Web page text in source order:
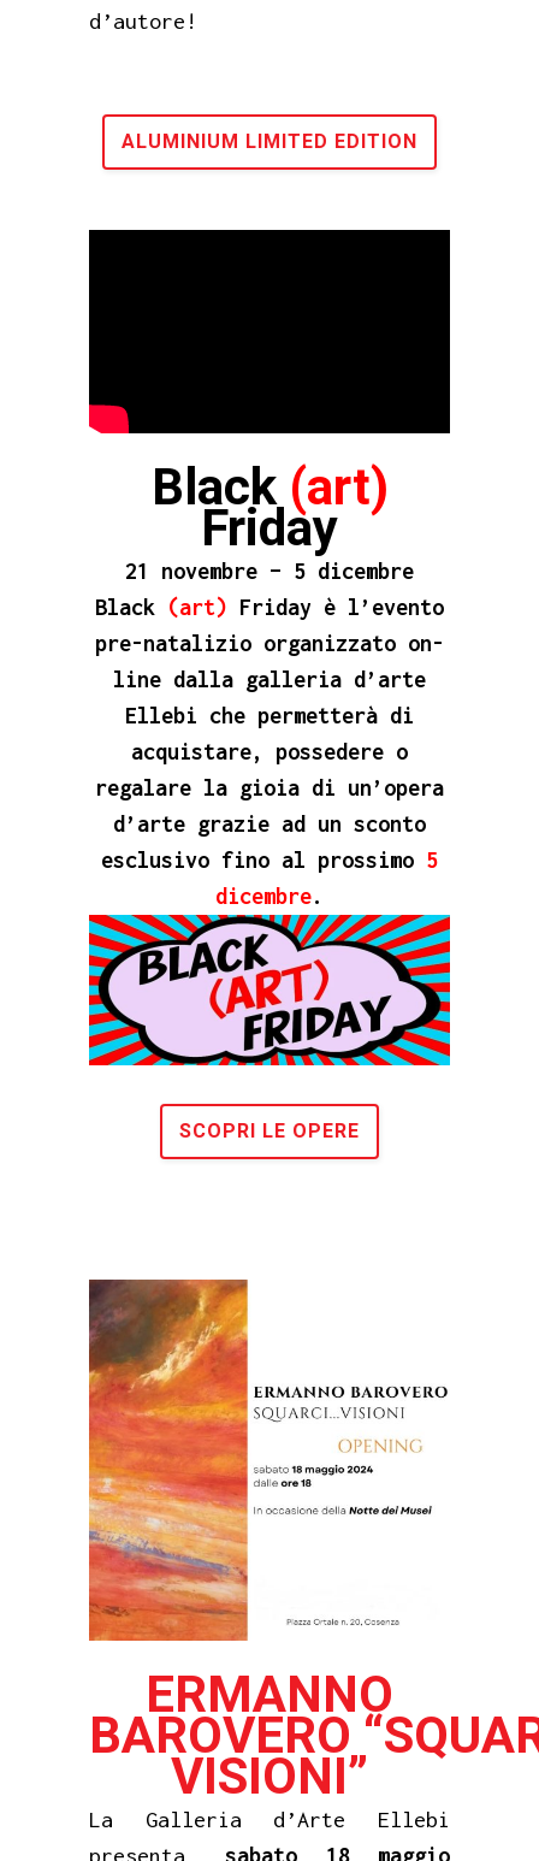
d’autore!
ALUMINIUM LIMITED EDITION
Black (art)
Friday
21 novembre – 5 dicembre
Black (art) Friday è l’evento
pre-natalizio organizzato on-
line dalla galleria d’arte
Ellebi che permetterà di
acquistare, possedere o
regalare la gioia di un’opera
d’arte grazie ad un sconto
esclusivo fino al prossimo 5
dicembre.
SCOPRI LE OPERE
ERMANNO
BAROVERO
VISIONI”
La Galleria d’Arte Ellebi
presenta,sabato 18 maggio